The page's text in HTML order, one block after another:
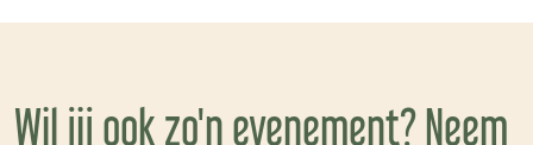
Wil jij ook zo'n evenement? Neem